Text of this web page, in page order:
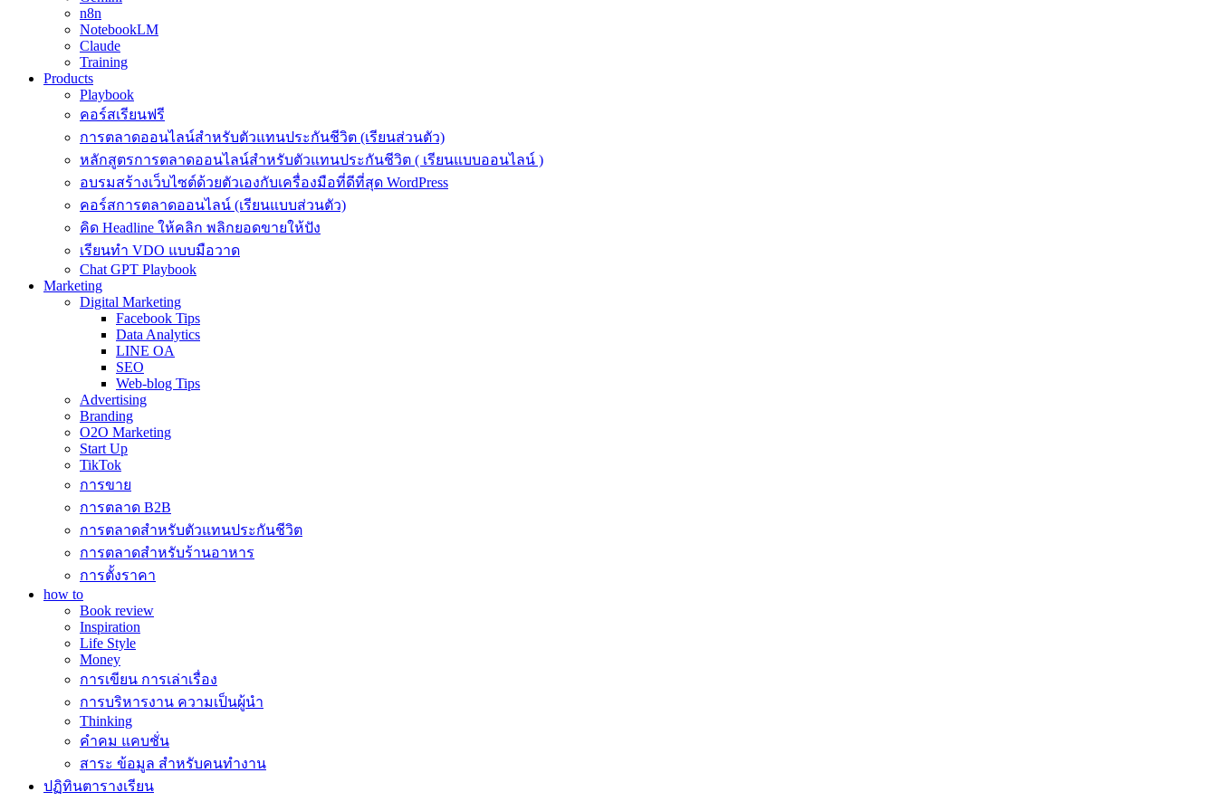
n8n
NotebookLM
Claude
Training
Products
Playbook
คอร์สเรียนฟรี
การตลาดออนไลน์สำหรับตัวแทนประกันชีวิต (เรียนส่วนตัว)
หลักสูตรการตลาดออนไลน์สำหรับตัวแทนประกันชีวิต ( เรียนแบบออนไลน์ )
อบรมสร้างเว็บไซต์ด้วยตัวเองกับเครื่องมือที่ดีที่สุด WordPress
คอร์สการตลาดออนไลน์ (เรียนแบบส่วนตัว)
คิด Headline ให้คลิก พลิกยอดขายให้ปัง
เรียนทำ VDO แบบมือวาด
Chat GPT Playbook
Marketing
Digital Marketing
Facebook Tips
Data Analytics
LINE OA
SEO
Web-blog Tips
Advertising
Branding
O2O Marketing
Start Up
TikTok
การขาย
การตลาด B2B
การตลาดสำหรับตัวแทนประกันชีวิต
การตลาดสำหรับร้านอาหาร
การตั้งราคา
how to
Book review
Inspiration
Life Style
Money
การเขียน การเล่าเรื่อง
การบริหารงาน ความเป็นผู้นำ
Thinking
คำคม แคบชั่น
สาระ ข้อมูล สำหรับคนทำงาน
ปฏิทินตารางเรียน